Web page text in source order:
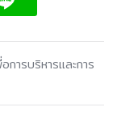
การบริหารและการ